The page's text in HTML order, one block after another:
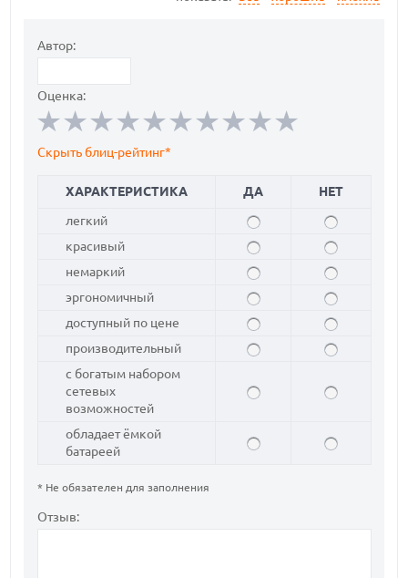
Автор:
Оценка:
Скрыть блиц-рейтинг*
ХАРАКТЕРИСТИКА ДА
НЕТ
легкий
красивый
немаркий
эргономичный
доступный по цене
производительный
с богатым набором
сетевых
возможностей
обладает ёмкой
батареей
* Не обязателен для заполнения
Отзыв: